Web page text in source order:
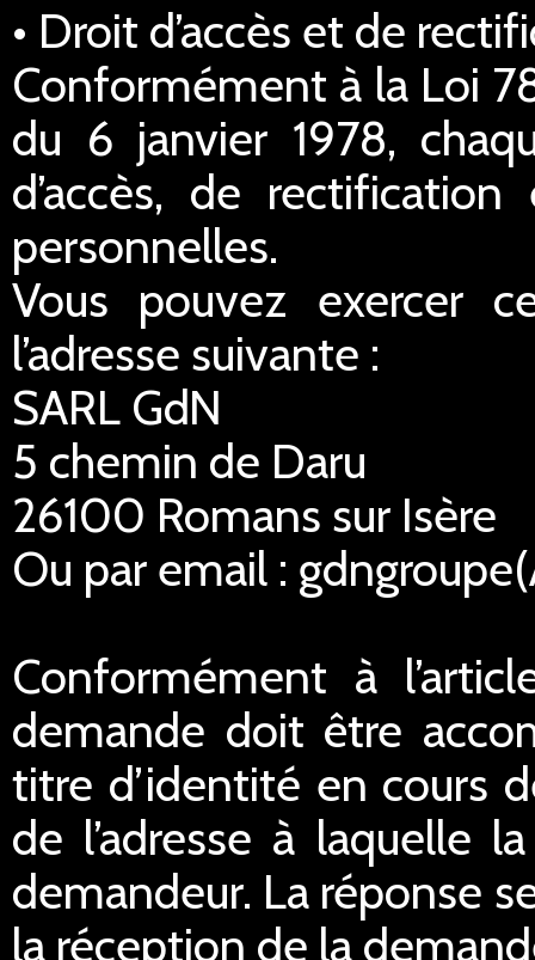
• Droit d’accès et de
Conformément à la Loi
du 6 janvier 1978,
d’accès, de
personnelles.
Vous pouvez exercer
l’adresse suivante :
SARL GdN
5 chemin de Daru
26100 Romans sur Isère
Ou par email :
Conformément à
demande doit être
titre d’identité en cours
de l’adresse à laquelle
demandeur. La réponse
la réception de la